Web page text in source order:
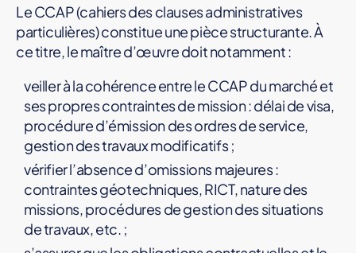
Le CCAP (cahiers des clauses administratives
particulières) constitue une pièce structurante. À
ce titre, le maître d’œuvre doit notamment :
veiller à la cohérence entre le CCAP du marché et
ses propres contraintes de mission : délai de visa,
procédure d’émission des ordres de service,
gestion des travaux modificatifs ;
vérifier l’absence d’omissions majeures :
contraintes géotechniques, RICT, nature des
missions, procédures de gestion des situations
de travaux, etc. ;